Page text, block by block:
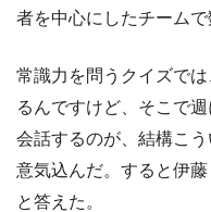
者を中心にしたチームで
常識力を問うクイズで
るんですけど、そこで
会話するのが、結構こ
意気込んだ。すると伊
と答えた。